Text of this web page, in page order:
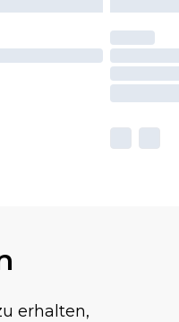
erhalten,